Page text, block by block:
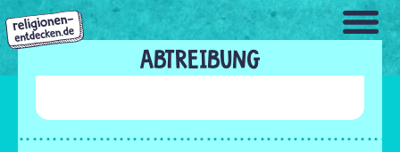
Direkt
zum
Inhalt
ABTREIBUNG